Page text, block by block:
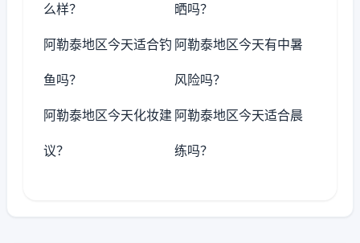
么样？ 晒吗？
阿勒泰地区今天适合钓
鱼吗？
阿勒泰地区今天有中暑
风险吗？
阿勒泰地区今天化妆建
议？
阿勒泰地区今天适合晨
练吗？